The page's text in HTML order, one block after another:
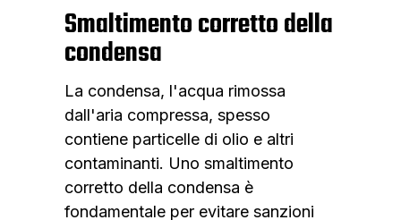
Smaltimento corretto della
condensa
La condensa, l'acqua rimossa
dall'aria compressa, spesso
contiene particelle di olio e altri
contaminanti. Uno smaltimento
corretto della condensa è
fondamentale per evitare sanzioni